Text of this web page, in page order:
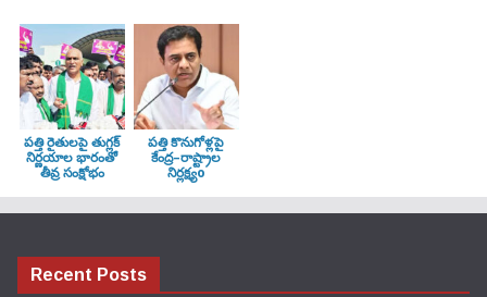
పత్తి రైతులపై తుగ్లక్‌
నిర్ణయాల భారంతో
తీవ్ర సంక్షోభం
పత్తి కొనుగోళ్లపై
కేంద్ర–రాష్ట్రాల
నిర్లక్ష్యo
Recent Posts